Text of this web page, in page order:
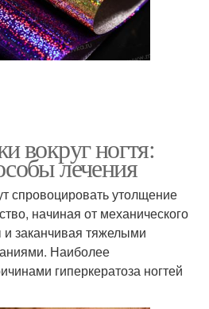
вокруг ногтя:
лечения
спровоцировать утолщение
начиная от механического
заканчивая тяжелыми
Наиболее
гиперкератоза ногтей